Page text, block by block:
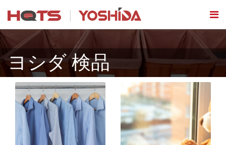
ヨシダ 検品